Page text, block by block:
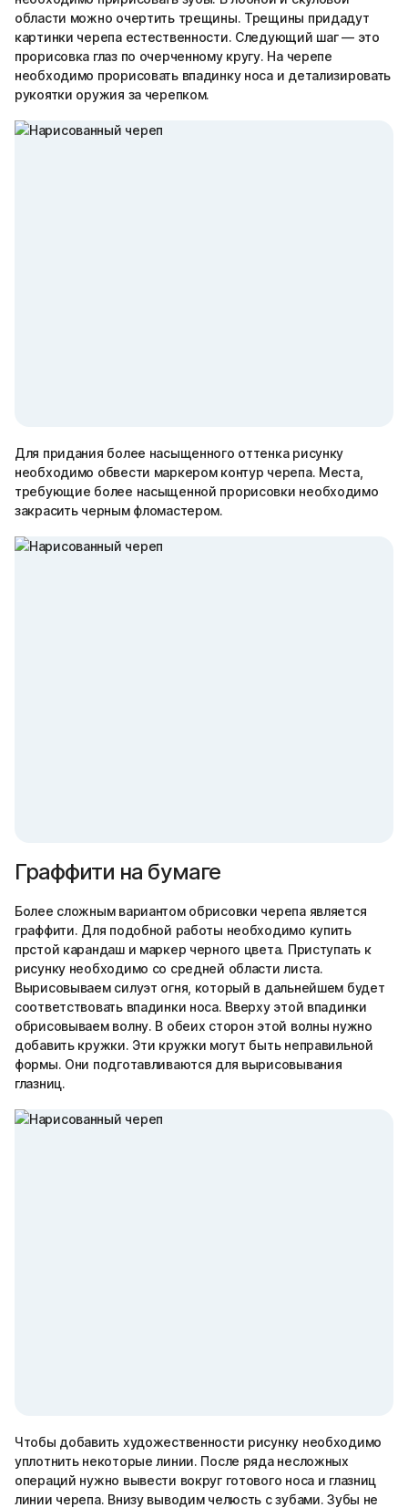
области можно очертить трещины. Трещины придадут
картинки черепа естественности. Следующий шаг — это
прорисовка глаз по очерченному кругу. На черепе
необходимо прорисовать впадинку носа и детализировать
рукоятки оружия за черепком.
Для придания более насыщенного оттенка рисунку
необходимо обвести маркером контур черепа. Места,
требующие более насыщенной прорисовки необходимо
закрасить черным фломастером.
Граффити на бумаге
Более сложным вариантом обрисовки черепа является
граффити. Для подобной работы необходимо купить
прстой карандаш и маркер черного цвета. Приступать к
рисунку необходимо со средней области листа.
Вырисовываем силуэт огня, который в дальнейшем будет
соответствовать впадинки носа. Вверху этой впадинки
обрисовываем волну. В обеих сторон этой волны нужно
добавить кружки. Эти кружки могут быть неправильной
формы. Они подготавливаются для вырисовывания
глазниц.
Чтобы добавить художественности рисунку необходимо
уплотнить некоторые линии. После ряда несложных
операций нужно вывести вокруг готового носа и глазниц
линии черепа. Внизу выводим челюсть с зубами. Зубы не